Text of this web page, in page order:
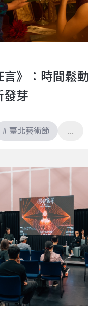
言》：時間鬆
發芽
# 臺北藝術節
話與科技交織：《遊林